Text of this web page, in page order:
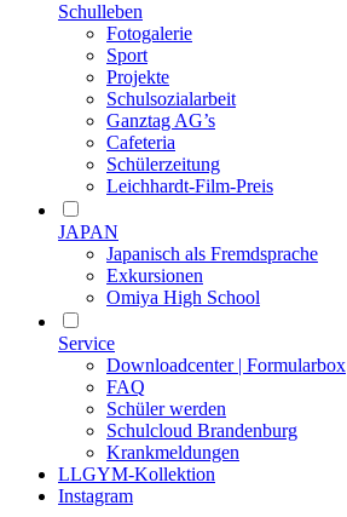
Schulleben
Fotogalerie
Sport
Projekte
Schulsozialarbeit
Ganztag AG’s
Cafeteria
Schülerzeitung
Leichhardt-Film-Preis
JAPAN
Japanisch als Fremdsprache
Exkursionen
Omiya High School
Service
Downloadcenter | Formularbox
FAQ
Schüler werden
Schulcloud Brandenburg
Krankmeldungen
LLGYM-Kollektion
Instagram